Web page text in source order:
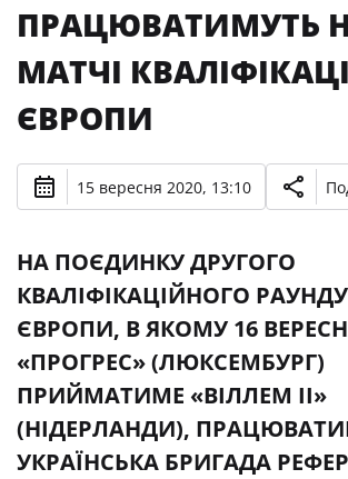
ПРАЦЮВАТИМУТЬ
МАТЧІ
ЄВРОПИ
15 вересня 2020, 13:10
НА ПОЄДИНКУ ДРУГОГО
КВАЛІФІКАЦІЙНОГО
ЄВРОПИ, В ЯКОМУ 16
«ПРОГРЕС» (ЛЮКСЕМБУРГ)
ПРИЙМАТИМЕ «ВІЛЛЕМ II»
(НІДЕРЛАНДИ),
УКРАЇНСЬКА БРИГАДА